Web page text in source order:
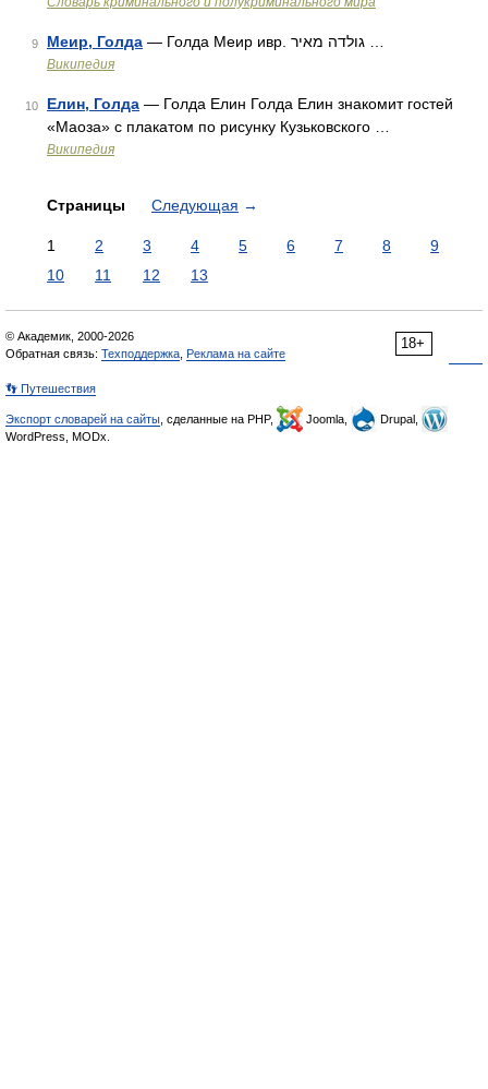
9 Меир, Голда
Википедия
10 Елин, Голда — Голда Елин Голда Елин знакомит гостей
«Маоза» с плакатом по рисунку Кузьковского …
Википедия
Страницы Следующая →
1 2 3 4 5 6 7 8
9
10
11 12 13
18+
© Академик, 2000-2026
Обратная связь: Техподдержка Реклама на сайте
👣 Путешествия
Экспорт словарей на сайты , сделанные на PHP, Joomla,
Drupal,
WordPress, MODx.